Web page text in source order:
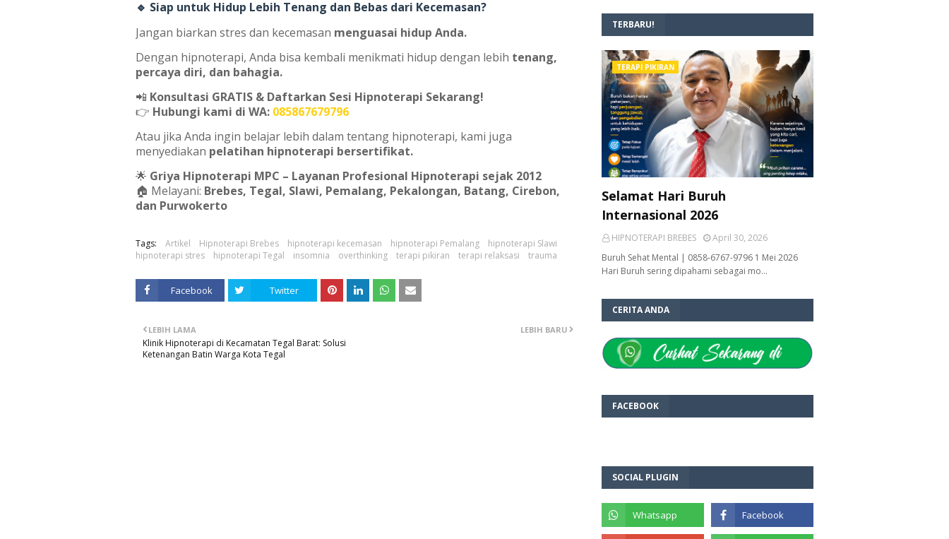
🔹 Siap untuk Hidup Lebih Tenang dan Bebas dari Kecemasan?
Jangan biarkan stres dan kecemasan menguasai hidup Anda.
Dengan hipnoterapi, Anda bisa kembali menikmati hidup dengan lebih tenang,
percaya diri, dan bahagia.
📲 Konsultasi GRATIS & Daftarkan Sesi Hipnoterapi Sekarang!
👉 Hubungi kami di WA: 085867679796
Atau jika Anda ingin belajar lebih dalam tentang hipnoterapi, kami juga
menyediakan pelatihan hipnoterapi bersertifikat.
🌟 Griya Hipnoterapi MPC – Layanan Profesional Hipnoterapi sejak 2012
🏠 Melayani: Brebes, Tegal, Slawi, Pemalang, Pekalongan, Batang, Cirebon,
dan Purwokerto
Tags: Artikel Hipnoterapi Brebes hipnoterapi kecemasan hipnoterapi Pemalang
hipnoterapi Slawi
hipnoterapi stres
hipnoterapi Tegal insomnia overthinking terapi pikiran terapi relaksasi trauma
Facebook Twitter
LEBIH BARU
LEBIH LAMA
Klinik Hipnoterapi di Kecamatan Tegal Barat: Solusi
Ketenangan Batin Warga Kota Tegal
TERBARU!
TERAPI PIKIRAN
Selamat Hari Buruh
Internasional 2026
HIPNOTERAPI BREBES
April 30, 2026
Buruh Sehat Mental | 0858-6767-9796 1 Mei 2026
Hari Buruh sering dipahami sebagai mo…
CERITA ANDA
FACEBOOK
SOCIAL PLUGIN